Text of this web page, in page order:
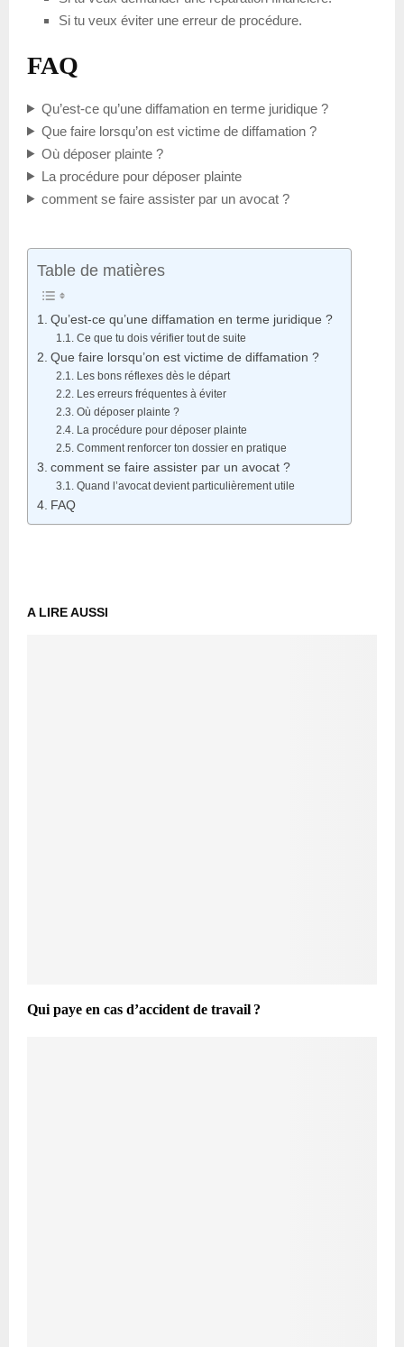
Si tu veux éviter une erreur de procédure.
FAQ
Qu’est-ce qu’une diffamation en terme juridique ?
Que faire lorsqu’on est victime de diffamation ?
Où déposer plainte ?
La procédure pour déposer plainte
comment se faire assister par un avocat ?
Table de matières
Qu’est-ce qu’une diffamation en terme juridique ?
Ce que tu dois vérifier tout de suite
Que faire lorsqu’on est victime de diffamation ?
Les bons réflexes dès le départ
Les erreurs fréquentes à éviter
Où déposer plainte ?
La procédure pour déposer plainte
Comment renforcer ton dossier en pratique
comment se faire assister par un avocat ?
Quand l’avocat devient particulièrement utile
FAQ
A LIRE AUSSI
Qui paye en cas d’accident de travail ?